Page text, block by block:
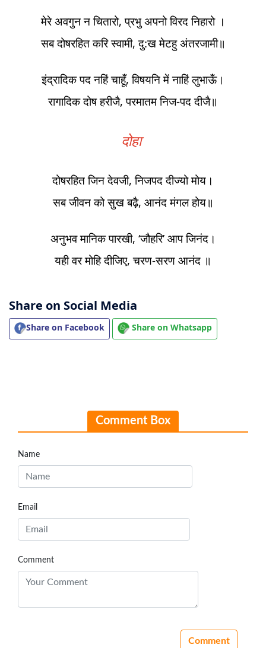
मेरे अवगुन न चितारो, प्रभु अपनो विरद निहारो ।
सब दोषरहित करि स्वामी, दु:ख मेटहु अंतरजामी॥
इंद्रादिक पद नहिं चाहूँ, विषयनि में नाहिं लुभाऊँ।
रागादिक दोष हरीजै, परमातम निज-पद दीजै॥
दोहा
दोषरहित जिन देवजी, निजपद दीज्यो मोय।
सब जीवन को सुख बढ़ै, आनंद मंगल होय॥
अनुभव मानिक पारखी, ‘जौहरि’ आप जिनंद।
यही वर मोहि दीजिए, चरण-सरण आनंद ॥
Share on Social Media
Share on Facebook Share on Whatsapp
Comment Box
Name
Email
Comment